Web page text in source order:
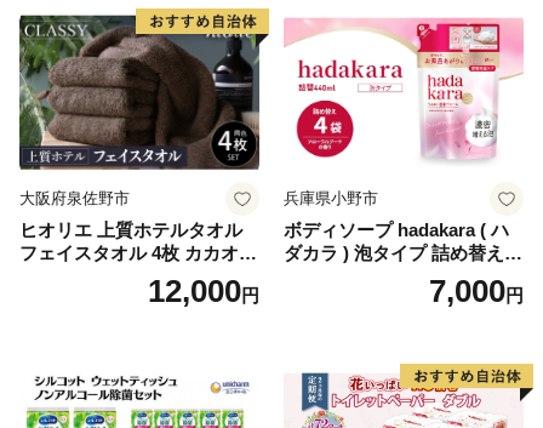
蓄 防災 エコ 消耗品 生活雑貨
生活用品 無香料 トイレット
ペーパー ダブル といれっと
ぺーぱー トイレ クレシア ト
イレットペーパー [BDBH002
-1]
大阪府泉佐野市
ヒオリエ 上質ホテルタオル
フェイスタオル 4枚 カカオ
【タオル 泉州タオル 吸水 普
段使い 無地 シンプル 日用品
12,000円
兵庫県小野市
ボディソープ hadakara ( ハ
ダカラ ) 泡タイプ 詰め替え 4
40ml×4袋 ボディーソープ 泡
ボディソープ 泡 日用品 消耗
泡石鹸 石鹸 兵庫 兵庫県 小野
7,000円